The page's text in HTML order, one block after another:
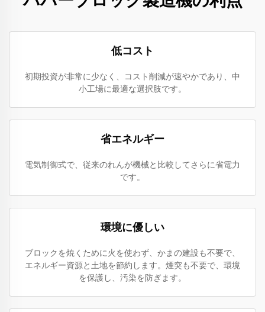
低コスト
初期投資が非常に少なく、コスト削減が速やかであり、中
小工場に最適な選択肢です。
省エネルギー
電気制御式で、従来のれんが機械と比較してさらに省電力
です。
環境に優しい
ブロックを焼くために火を使わず、かまの建設も不要で、
エネルギー資源と土地を節約します。煙突も不要で、環境
を保護し、汚染を防ぎます。